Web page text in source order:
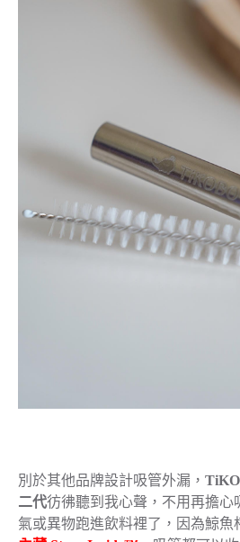
別於其他品牌設計吸管外漏，
二代彷彿聽到我心聲，不用再擔心
氣或異物跑進飲料裡了，因為鯨魚